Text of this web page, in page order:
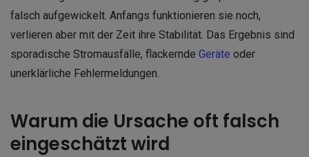
falsch aufgewickelt. Anfangs funktionieren sie noch,
verlieren aber mit der Zeit ihre Stabilität. Das Ergebnis sind
sporadische Stromausfälle, flackernde Geräte oder
unerklärliche Fehlermeldungen.
Warum die Ursache oft falsch
eingeschätzt wird